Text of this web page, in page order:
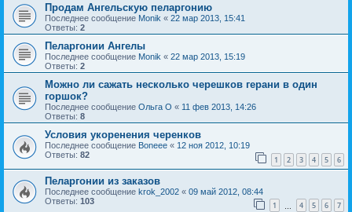
Продам Ангельскую пеларгонию
Последнее сообщение Monik « 22 мар 2013, 15:41
Ответы: 2
Пеларгонии Ангелы
Последнее сообщение Monik « 22 мар 2013, 15:19
Ответы: 2
Можно ли сажать несколько черешков герани в один
горшок?
Последнее сообщение Ольга О « 11 фев 2013, 14:26
Ответы: 8
Условия укоренения черенков
Последнее сообщение Boneee « 12 ноя 2012, 10:19
Ответы: 82 1 2 3 4 5 6
Пеларгонии из заказов
Последнее сообщение krok_2002 « 09 май 2012, 08:44
Ответы: 103 1 4 5 6 7